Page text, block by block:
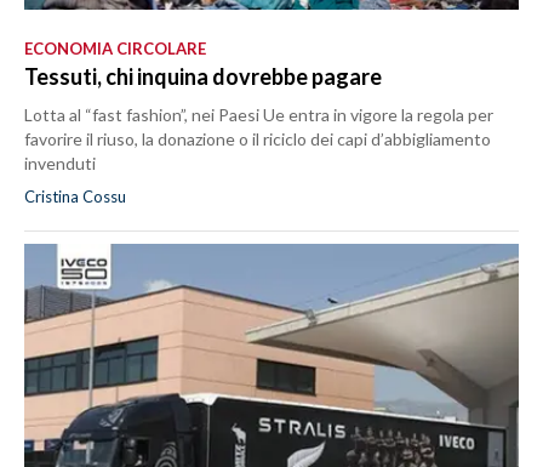
ECONOMIA CIRCOLARE
Tessuti, chi inquina dovrebbe pagare
Lotta al “fast fashion”, nei Paesi Ue entra in vigore la regola per
favorire il riuso, la donazione o il riciclo dei capi d’abbigliamento
invenduti
Cristina Cossu